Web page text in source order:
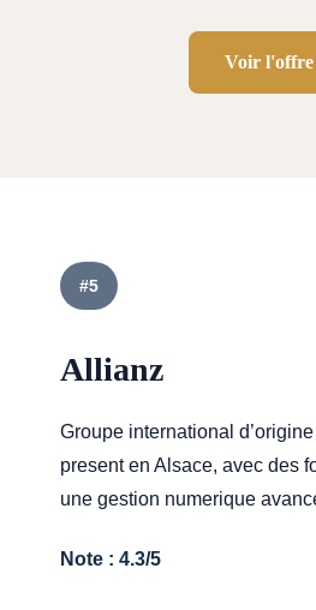
Voir l'offre
#5
Allianz
Groupe international
present en Alsace, avec des
une gestion numerique
Note : 4.3/5